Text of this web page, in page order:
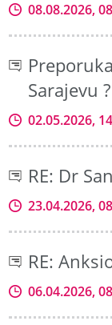
08.08.2026,
Sarajevu ?
02.05.2026,
RE: Dr
23.04.2026,
RE:
06.04.2026,